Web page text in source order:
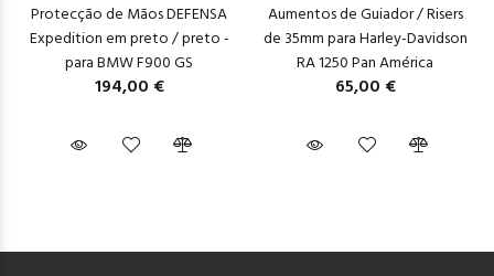
Protecção de Mãos DEFENSA
Expedition em preto / preto -
para BMW F900 GS
194,00 €
Aumentos de Guiador / Risers
de 35mm para Harley-Davidson
RA 1250 Pan América
65,00 €